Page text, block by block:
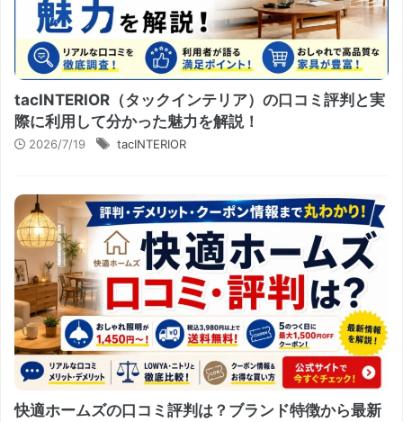
tacINTERIOR（タックインテリア）の口コミ評判と実
際に利用して分かった魅力を解説！
2026/7/19 tacINTERIOR
快適ホームズの口コミ評判は？ブランド特徴から最新